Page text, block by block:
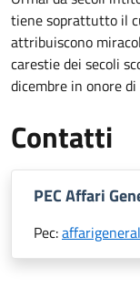
tiene soprattutto il
attribuiscono
carestie dei secoli
dicembre in onore
Contatti
PEC Affari
Pec: